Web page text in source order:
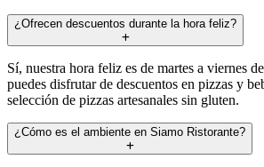
¿Ofrecen descuentos durante la hora feliz?
Sí, nuestra hora feliz es de martes a viernes
puedes disfrutar de descuentos en pizzas y
selección de pizzas artesanales sin gluten.
¿Cómo es el ambiente en Siamo Ristorante?